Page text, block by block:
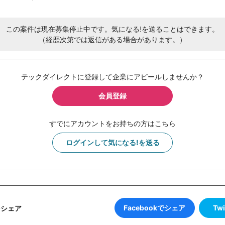
この案件は現在募集停止中です。気になる!を送ることはできます。
（経歴次第では返信がある場合があります。）
テックダイレクトに登録して企業にアピールしませんか？
会員登録
すでにアカウントをお持ちの方はこちら
ログインして気になる!を送る
ェア Facebookでシェア